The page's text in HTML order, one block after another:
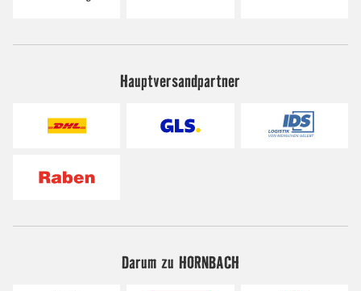
Hauptversandpartner
Darum zu HORNBACH